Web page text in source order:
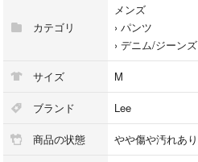
わたり 約30cm
□素材:コットン 100％
□コンディション:USED
カテゴリ
メンズ
› パンツ
› デニム/ジーンズ
サイズ M
ブランド Lee
商品の状態 やや傷や汚れあり